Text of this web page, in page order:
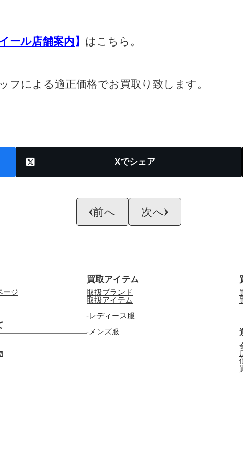
ール店舗案内】 はこちら。
フによる適正価格でお買取り致します。
X
前へ 次へ
ージ
買取アイテム
取扱ブランド
取扱アイテム
レディース服
メンズ服